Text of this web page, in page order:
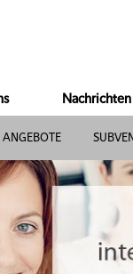
Nachrichten
ANGEBOTE